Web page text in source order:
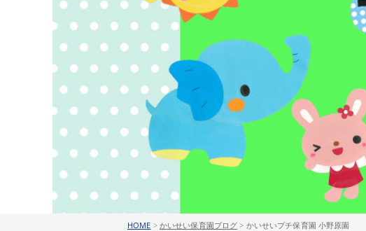
HOME > かいせい保育園ブログ > かいせいプチ保育園 小野原園